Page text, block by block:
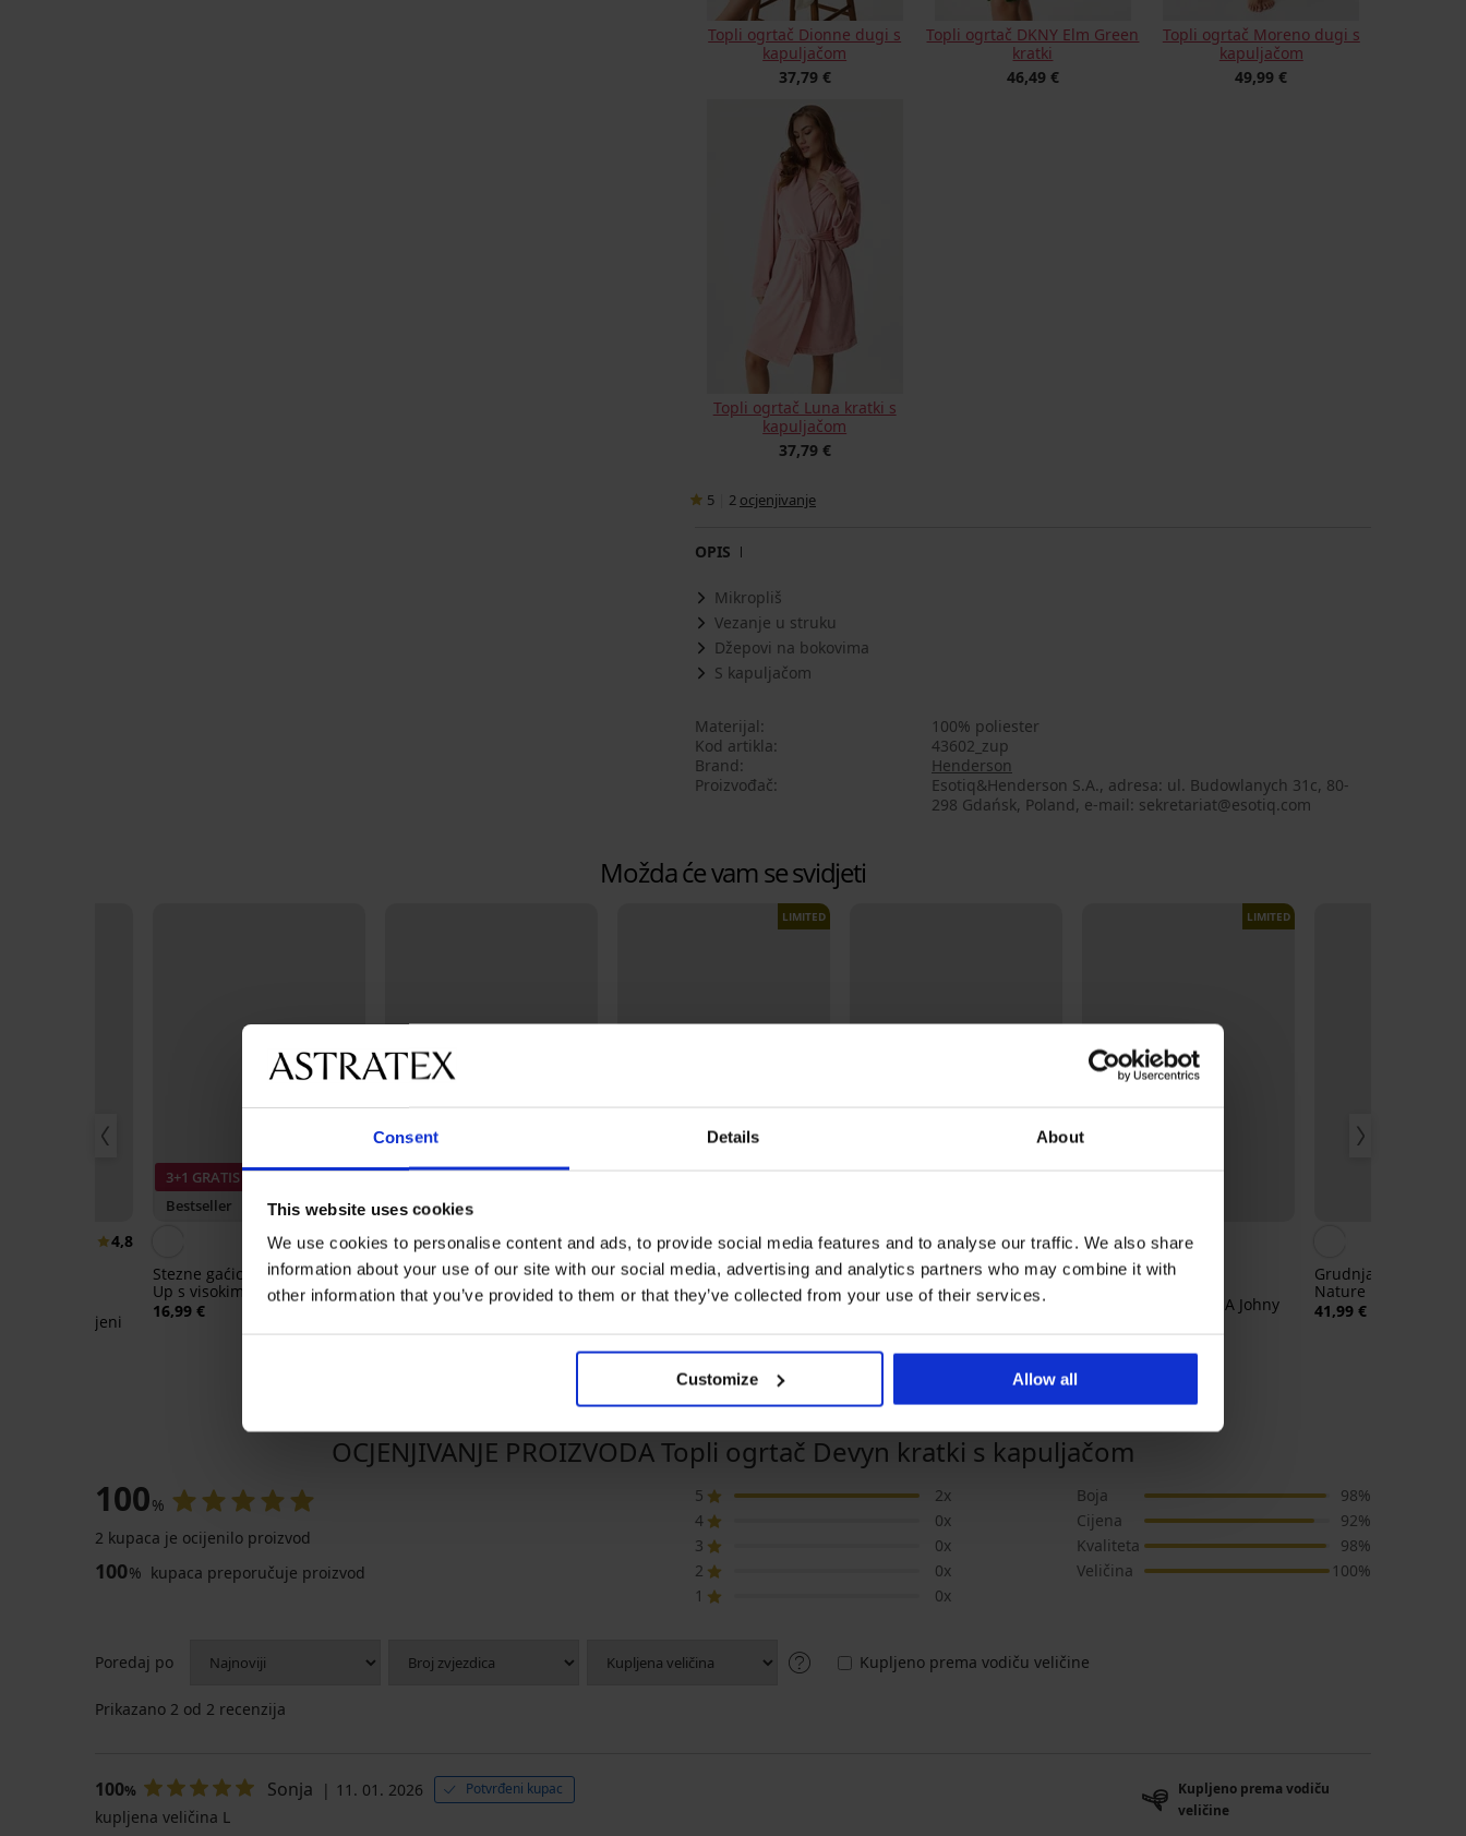
Consent Details About
This website uses cookies
We use cookies to personalise content and ads, to provide social media features and to analyse our traffic. We also share
information about your use of our site with our social media, advertising and analytics partners who may combine it with
other information that you’ve provided to them or that they’ve collected from your use of their services.
Customize Allow all
Topli ogrtač Dionne dugi s
kapuljačom
37,79 €
Topli ogrtač DKNY Elm Green
kratki
46,49 €
Topli ogrtač Moreno dugi s
kapuljačom
49,99 €
Topli ogrtač Luna kratki s
kapuljačom
37,79 €
5 2 ocjenjivanje
OPIS
Mikropliš
Vezanje u struku
Džepovi na bokovima
S kapuljačom
Materijal
100% poliester
Kod artikla
43602_zup
Brand
Henderson
Proizvođač
Esotiq&Henderson S.A., adresa: ul. Budowlanych 31c, 80-
298 Gdańsk, Poland, e-mail: sekretariat@esotiq.com
Možda će vam se svidjeti
4,8
podstavljeni
3+1 GRATIS
Bestseller
5
Stezne gaćice Simple Push-
Up s visokim strukom
16,99 €
3+1 GRATIS
Bestseller
Brazilke DIVA by IVA
16,99 €
-20% SUN20
LIMITED
Gornji dio brzosušećeg
kupaćeg kostima Spacer
Flowerkiss
27,99 € kod: SUN20
4
Grudnjak Push Perfect
Bardot podstavljeni
53,99 €
-20% SUN20
LIMITED
Kupaće hlače MEN-A Johny
Grudnjak Themis
Nature podstavljeni
41,99 €
OCJENJIVANJE PROIZVODA Topli ogrtač Devyn kratki s kapuljačom
100%
2 kupaca je ocijenilo proizvod
100% kupaca preporučuje proizvod
5
2x
4
0x
3
0x
2
0x
1
0x
Boja
98%
Cijena
92%
Kvaliteta
98%
Veličina
100%
Poredaj po Kupljeno prema vodiču veličine
Prikazano 2 od 2 recenzija
100% Sonja 11. 01. 2026 Potvrđeni kupac
Kupljeno prema vodiču
veličine
kupljena veličina L